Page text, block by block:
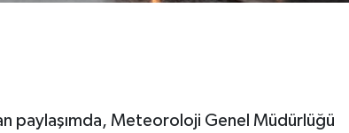
paylaşımda, Meteoroloji Genel Müdürlüğü